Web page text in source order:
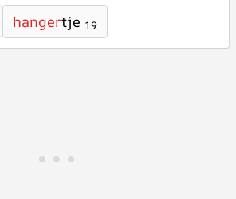
hangertje 19